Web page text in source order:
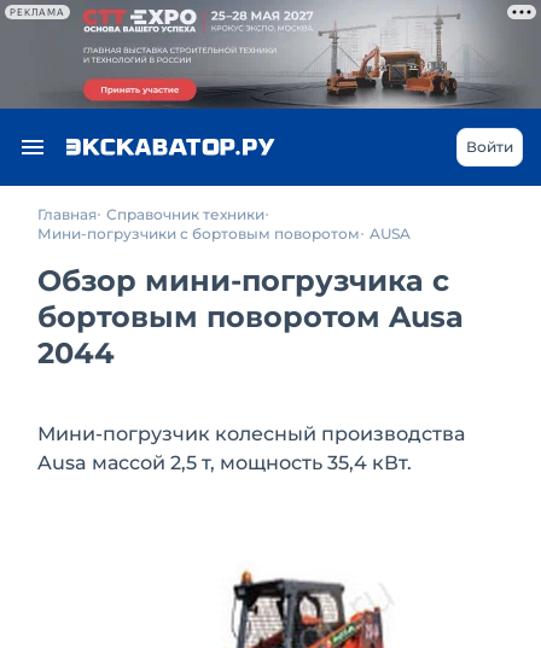
РЕКЛАМА
Войти
Главная Справочник техники
Мини-погрузчики с бортовым поворотом AUSA
Обзор мини-погрузчика с
бортовым поворотом Ausa
2044
Мини-погрузчик колесный производства
Ausa массой 2,5 т, мощность 35,4 кВт.